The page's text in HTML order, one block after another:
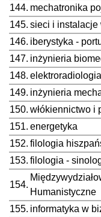
144. mechatronika
145. sieci i instalacje
146. iberystyka -
147. inżynieria
148. elektroradiologia
149. inżynieria
150. włókiennictwo i
151. energetyka
152. filologia
153. filologia -
154.
Humanistyczne
155. informatyka w